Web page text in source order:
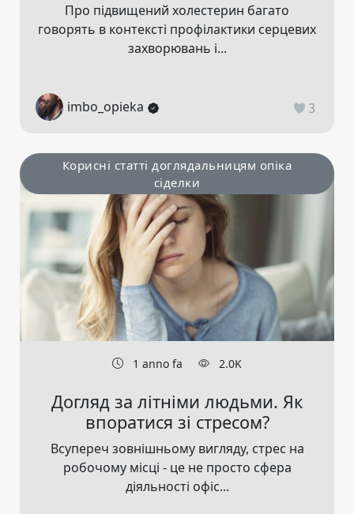
Про підвищений холестерин багато
говорять в контексті профілактики серцевих
захворювань і...
imbo_opieka 3
Корисні статті доглядальницям опіка
сіделки
1 anno fa 2.0K
Догляд за літніми людьми. Як
впоратися зі стресом?
Всупереч зовнішньому вигляду, стрес на
робочому місці - це не просто сфера
діяльності офіс...